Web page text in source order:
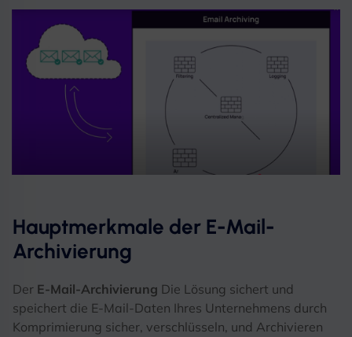
Hauptmerkmale der E-Mail-
Archivierung
Der E-Mail-Archivierung Die Lösung sichert und
speichert die E-Mail-Daten Ihres Unternehmens durch
Komprimierung sicher, verschlüsseln, und Archivieren